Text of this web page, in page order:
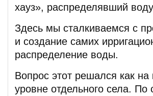
хауз», распределявший
Здесь мы сталкиваемся с
и создание самих
распределение воды.
Вопрос этот решался как на
уровне отдельного села.